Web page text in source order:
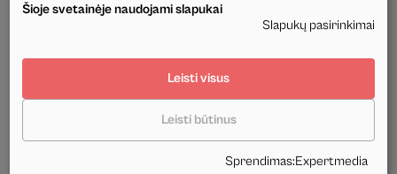
Tekstinis ir grafinis svetainės turinys priklauso UAB Nagavita ir negali būti
Šioje svetainėje naudojami slapukai
Slapukų pasirinkimai
Leisti būtinus
Leisti visus
Sprendimas:Expertmedia